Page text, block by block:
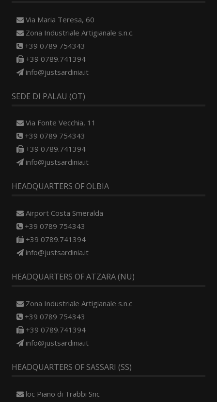
Via Maria Teresa, 60
Zona Industriale Artigianale s.n.c.
+39 0789 754343
+39 0789.741394
info@justsardinia.it
SEDE DI PALAU (OT)
Via Fonte Vecchia, 11
+39 0789 754343
+39 0789.741394
info@justsardinia.it
HEADQUARTERS OF OLBIA
Airport Costa Smeralda
+39 0789 754343
+39 0789.741394
info@justsardinia.it
HEADQUARTERS OF ATZARA (NU)
Zona Industriale Artigianale s.n.c
+39 0789 754343
+39 0789.741394
info@justsardinia.it
HEADQUARTERS OF SASSARI (SS)
loc Piano di Trabbi Snc